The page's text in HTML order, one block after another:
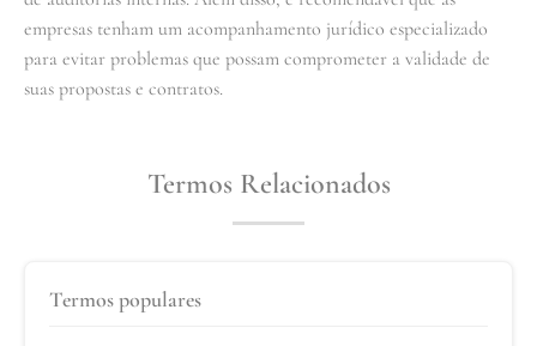
empresas tenham um acompanhamento jurídico especializado
para evitar problemas que possam comprometer a validade de
suas propostas e contratos.
Termos Relacionados
Termos populares